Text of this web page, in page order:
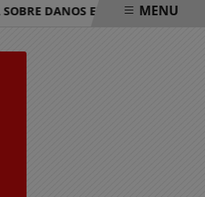
DANOS EM APARELHOS POR
MENU